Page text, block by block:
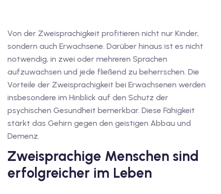
mit Gutschein
mit
B1
mit
Von der Zweisprachigkeit profitieren nicht nur Kinder,
sondern auch Erwachsene. Darüber hinaus ist es nicht
notwendig, in zwei oder mehreren Sprachen
aufzuwachsen und jede fließend zu beherrschen. Die
Vorteile der Zweisprachigkeit bei Erwachsenen werden
insbesondere im Hinblick auf den Schutz der
psychischen Gesundheit bemerkbar. Diese Fähigkeit
stärkt das Gehirn gegen den geistigen Abbau und
Demenz.
Zweisprachige Menschen sind
erfolgreicher im Leben